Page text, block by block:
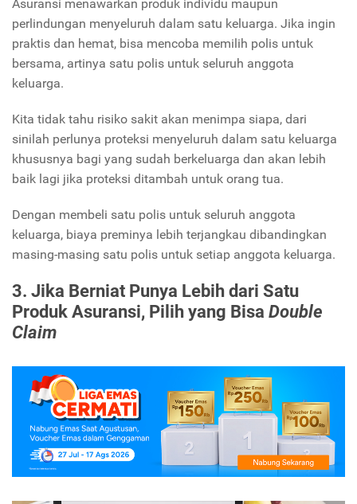
Asuransi menawarkan produk individu maupun
perlindungan menyeluruh dalam satu keluarga. Jika ingin
praktis dan hemat, bisa mencoba memilih polis untuk
bersama, artinya satu polis untuk seluruh anggota
keluarga.
Kita tidak tahu risiko sakit akan menimpa siapa, dari
sinilah perlunya proteksi menyeluruh dalam satu keluarga
khususnya bagi yang sudah berkeluarga dan akan lebih
baik lagi jika proteksi ditambah untuk orang tua.
Dengan membeli satu polis untuk seluruh anggota
keluarga, biaya preminya lebih terjangkau dibandingkan
masing-masing satu polis untuk setiap anggota keluarga.
3. Jika Berniat Punya Lebih dari Satu
Produk Asuransi, Pilih yang Bisa Double
Claim